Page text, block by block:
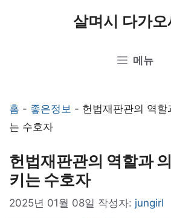
살며시 다가
메뉴
홈 - 좋은정보 - 헌법재판관의 역할
는 수호자
헌법재판관의 역할과
키는 수호자
2025년 01월 08일 작성자: jungirl